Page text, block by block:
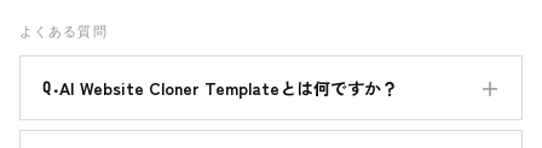
よくある質問
AI Website Cloner Templateとは何ですか？